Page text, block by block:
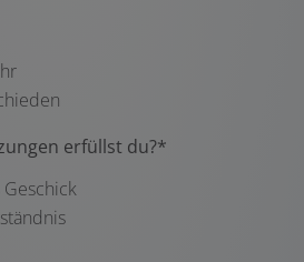
erfüllst du?*